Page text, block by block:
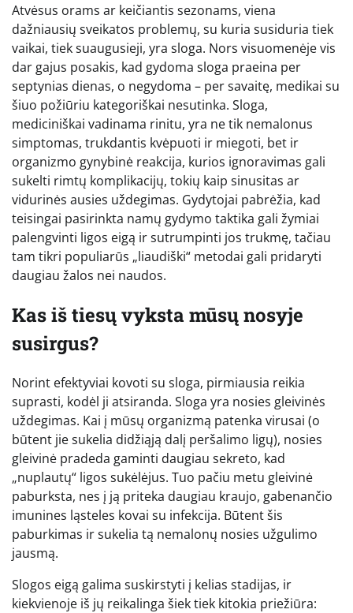
Atvėsus orams ar keičiantis sezonams, viena
dažniausių sveikatos problemų, su kuria susiduria tiek
vaikai, tiek suaugusieji, yra sloga. Nors visuomenėje vis
dar gajus posakis, kad gydoma sloga praeina per
septynias dienas, o negydoma – per savaitę, medikai su
šiuo požiūriu kategoriškai nesutinka. Sloga,
mediciniškai vadinama rinitu, yra ne tik nemalonus
simptomas, trukdantis kvėpuoti ir miegoti, bet ir
organizmo gynybinė reakcija, kurios ignoravimas gali
sukelti rimtų komplikacijų, tokių kaip sinusitas ar
vidurinės ausies uždegimas. Gydytojai pabrėžia, kad
teisingai pasirinkta namų gydymo taktika gali žymiai
palengvinti ligos eigą ir sutrumpinti jos trukmę, tačiau
tam tikri populiarūs „liaudiški“ metodai gali pridaryti
daugiau žalos nei naudos.
Kas iš tiesų vyksta mūsų nosyje
susirgus?
Norint efektyviai kovoti su sloga, pirmiausia reikia
suprasti, kodėl ji atsiranda. Sloga yra nosies gleivinės
uždegimas. Kai į mūsų organizmą patenka virusai (o
būtent jie sukelia didžiąją dalį peršalimo ligų), nosies
gleivinė pradeda gaminti daugiau sekreto, kad
„nuplautų“ ligos sukėlėjus. Tuo pačiu metu gleivinė
paburksta, nes į ją priteka daugiau kraujo, gabenančio
imunines ląsteles kovai su infekcija. Būtent šis
paburkimas ir sukelia tą nemalonų nosies užgulimo
jausmą.
Slogos eigą galima suskirstyti į kelias stadijas, ir
kiekvienoje iš jų reikalinga šiek tiek kitokia priežiūra: